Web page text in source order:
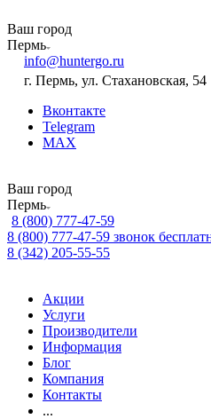
Ваш город
Пермь
info@huntergo.ru
г. Пермь, ул. Стахановская, 54
Вконтакте
Telegram
MAX
Ваш город
Пермь
8 (800) 777-47-59
8 (800) 777-47-59 звонок
8 (342) 205-55-55
Акции
Услуги
Производители
Информация
Блог
Компания
Контакты
...